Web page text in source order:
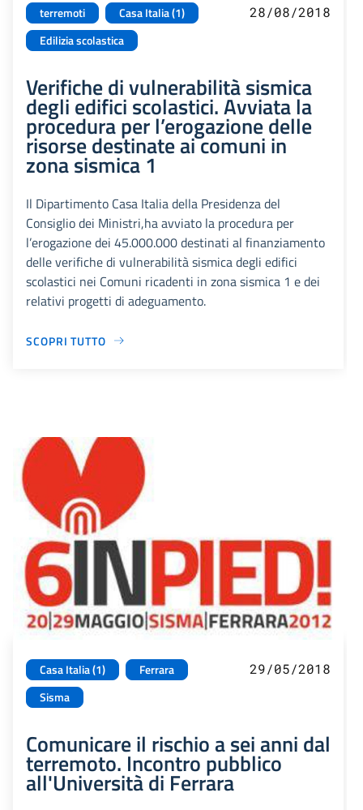
terremoti
Casa Italia (1)
Edilizia scolastica
28/08/2018
Verifiche di vulnerabilità sismica
degli edifici scolastici. Avviata la
procedura per l’erogazione delle
risorse destinate ai comuni in
zona sismica 1
Il Dipartimento Casa Italia della Presidenza del
Consiglio dei Ministri,ha avviato la procedura per
l’erogazione dei 45.000.000 destinati al finanziamento
delle verifiche di vulnerabilità sismica degli edifici
scolastici nei Comuni ricadenti in zona sismica 1 e dei
relativi progetti di adeguamento.
SCOPRI TUTTO
Casa Italia (1)
Ferrara
Sisma
29/05/2018
Comunicare il rischio a sei anni dal
terremoto. Incontro pubblico
all'Università di Ferrara